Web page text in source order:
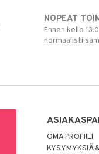
NOPEAT
Ennen kello
normaalisti
OMA PROFIILI
KYSYMYKSIÄ